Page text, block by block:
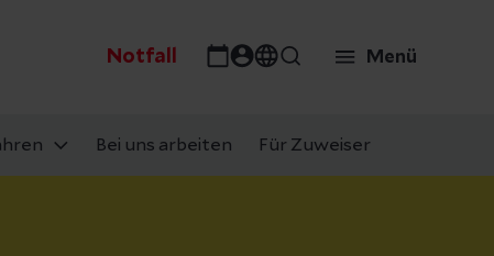
Notfall Menü
Bei uns arbeiten Für Zuweiser